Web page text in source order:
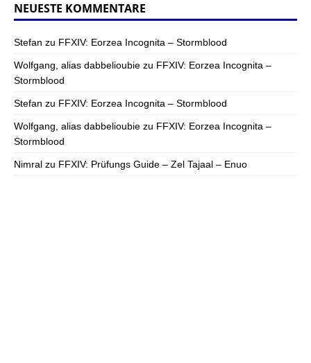
NEUESTE KOMMENTARE
Stefan zu FFXIV: Eorzea Incognita – Stormblood
Wolfgang, alias dabbelioubie zu FFXIV: Eorzea Incognita –
Stormblood
Stefan zu FFXIV: Eorzea Incognita – Stormblood
Wolfgang, alias dabbelioubie zu FFXIV: Eorzea Incognita –
Stormblood
Nimral zu FFXIV: Prüfungs Guide – Zel Tajaal – Enuo